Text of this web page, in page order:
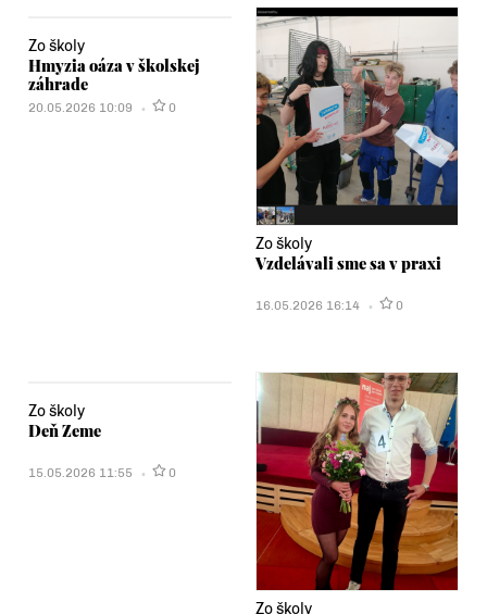
Zo školy
Hmyzia oáza v školskej
záhrade
20.05.2026 10:09 0
Zo školy
Vzdelávali sme sa v praxi
16.05.2026 16:14 0
Zo školy
Deň Zeme
15.05.2026 11:55 0
Zo školy